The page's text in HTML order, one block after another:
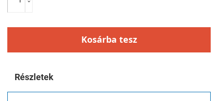
Kosárba tesz
Részletek